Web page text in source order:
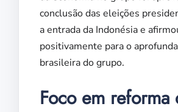
conclusão das eleições
a entrada da Indonésia e
positivamente para o
brasileira do grupo.
Foco em